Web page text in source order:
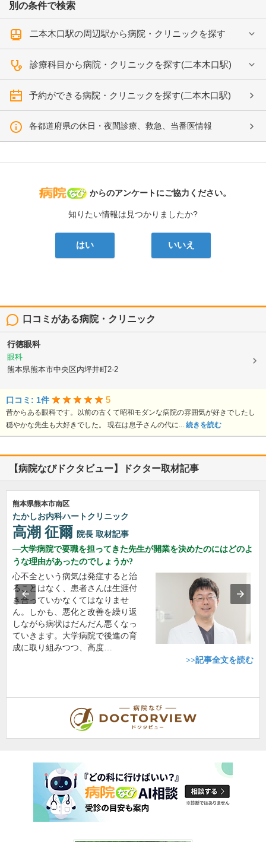
別の条件で検索
二本木口駅の周辺駅から病院・クリニックを探す
診療科目から病院・クリニックを探す(二本木口駅)
予約ができる病院・クリニックを探す(二本木口駅)
各都道府県の休日・夜間診療、救急、当番医情報
病院なび
からのアンケートにご協力ください。
知りたい情報は見つかりましたか?
はい いいえ
口コミがある病院・クリニック
行徳眼科
眼科
熊本県熊本市中央区内坪井町2-2
口コミ: 1件 5
昔からある眼科です。以前の古くて昭和モダンな病院の雰囲気が好きでしたし
穏やかな先生も大好きでした。 現在は息子さんの代に... 続きを読む
【病院なびドクタビュー】ドクター取材記事
熊本県熊本市南区
たかしお内科ハートクリニック
高潮 征爾 院長 取材記事
大学病院で要職を担ってきた先生が開業を決めたのにはどのよ
うな理由があったのでしょうか?
心不全という病気は発症すると治
ることはなく、患者さんは生涯付
き合っていかなくてはなりませ
ん。しかも、悪化と改善を繰り返
しながら病状はだんだん悪くなっ
ていきます。大学病院で後進の育
成に取り組みつつ、高度…
>>記事全文を読む